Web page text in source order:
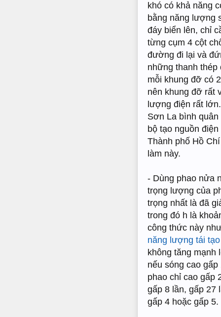
khó có khả năng
bằng năng lượng
đáy biển lên, chỉ
từng cụm 4 cột
đường đi lại và
những thanh thép
mỗi khung đỡ có
nên khung đỡ rất
lượng điện rất
Sơn La bình
bộ tạo nguồn
Thành phố Hồ
làm này.
- Dùng phao nửa
trọng lượng của
trọng nhất là đã
trong đó h là
công thức này
năng lượng tái
không tăng mạnh
nếu sóng cao
phao chỉ cao gấp
gấp 8 lần, gấp 27
gấp 4 hoặc gấp 5.